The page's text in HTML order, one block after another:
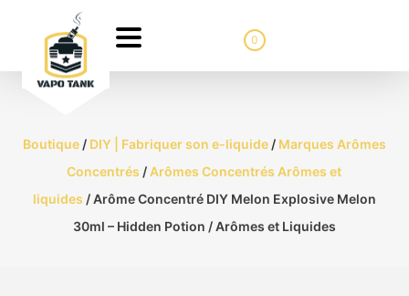
0
Boutique/ DIY | Fabriquer son e-liquide/ Marques Arômes
Concentrés / Arômes Concentrés Arômes et
liquides / Arôme Concentré DIY Melon Explosive Melon
30ml – Hidden Potion / Arômes et Liquides